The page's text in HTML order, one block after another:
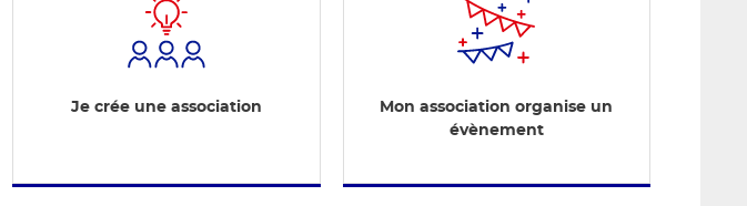
Je crée une association
Mon association organise un
évènement